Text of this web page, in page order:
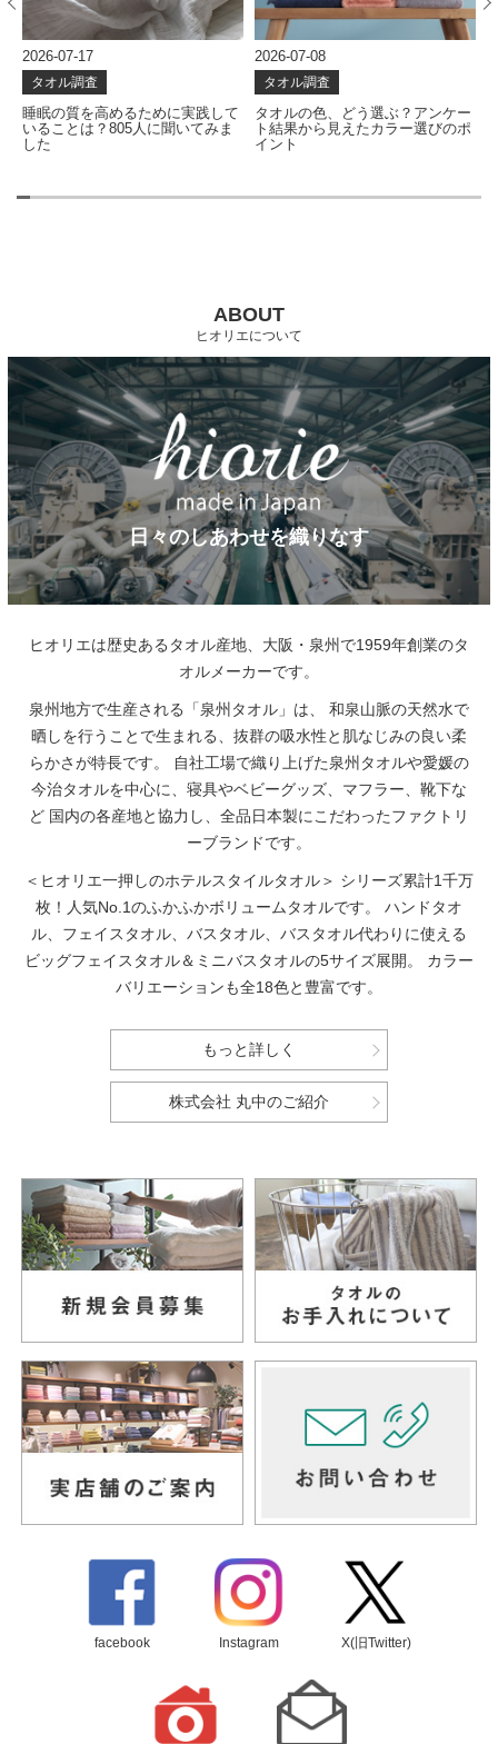
2026-07-17
タオル調査
睡眠の質を高めるために実践して
いることは？805人に聞いてみま
した
2026-07-08
タオル調査
タオルの色、どう選ぶ？アンケー
ト結果から見えたカラー選びのポ
イント
ABOUT
ヒオリエについて
日々のしあわせを織りなす
ヒオリエは歴史あるタオル産地、大阪・泉州で1959年創業のタ
オルメーカーです。
泉州地方で生産される「泉州タオル」は、
和泉山脈の天然水で
晒しを行うことで生まれる、抜群の吸水性と肌なじみの良い柔
らかさが特長です。
自社工場で織り上げた泉州タオルや愛媛の
今治タオルを中心に、寝具やベビーグッズ、マフラー、靴下な
ど 国内の各産地と協力し、全品日本製にこだわったファクトリ
ーブランドです。
＜ヒオリエ一押しのホテルスタイルタオル＞ シリーズ累計1千万
枚！人気No.1のふかふかボリュームタオルです。
ハンドタオ
ル、フェイスタオル、バスタオル、バスタオル代わりに使える
ビッグフェイスタオル＆ミニバスタオルの5サイズ展開。
カラー
バリエーションも全18色と豊富です。
もっと詳しく
株式会社 丸中のご紹介
facebook Instagram X(旧Twitter)